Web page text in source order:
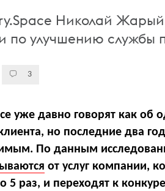
Николай Жарый
по улучшению службы
3
уже давно говорят как об
но последние два
По данным
от услуг компании,
5 раз, и переходят к